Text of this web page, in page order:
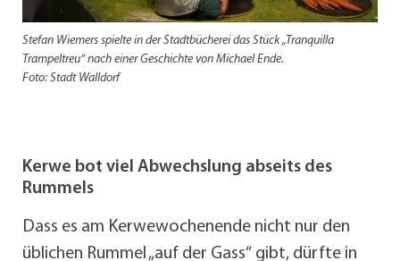
Stefan Wiemers spielte in der Stadtbücherei das Stück „Tranquilla
Trampeltreu“ nach einer Geschichte von Michael Ende.
Foto: Stadt Walldorf
Kerwe bot viel Abwechslung abseits des
Rummels
Dass es am Kerwewochenende nicht nur den
üblichen Rummel „auf der Gass“ gibt, dürfte in